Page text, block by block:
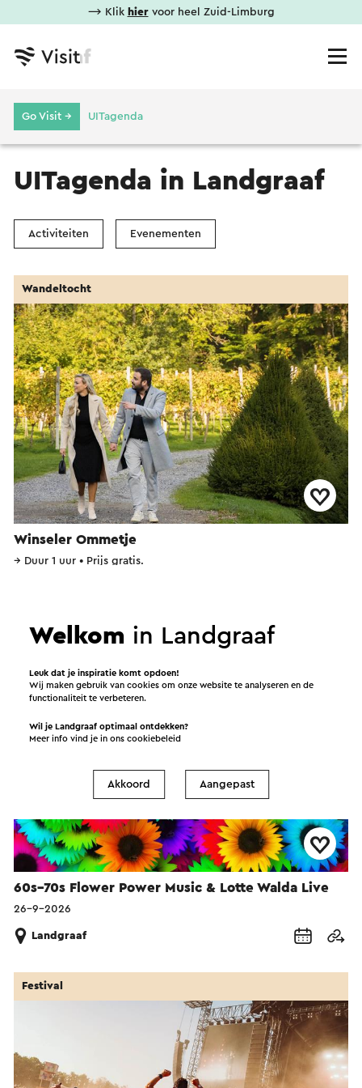
⟶ Klik hiervoor heel Zuid-Limburg
Go Visit → UITagenda
UITagenda in Landgraaf
Activiteiten Evenementen
Winseler Ommetje
Wandeltocht
→ Duur 1 uur • Prijs gratis.
60s–70s Flower Power Music & Lotte Walda Live
Concert
26-9-2026
Landgraaf
Festival
Welkom in Landgraaf
Leuk dat je inspiratie komt opdoen!
Wij maken gebruik van cookies om onze website te analyseren en de
functionaliteit te verbeteren.
Wil je Landgraaf optimaal ontdekken?
Meer info vind je in onscookiebeleid
Akkoord Aangepast